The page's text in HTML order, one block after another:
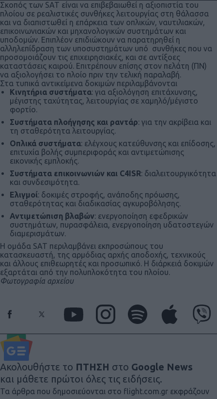
Σκοπός των SAT είναι να επιβεβαιωθεί η αξιοπιστία του
πλοίου σε ρεαλιστικές συνθήκες λειτουργίας στη θάλασσα
και να διαπιστωθεί η επάρκεια των οπλικών, ναυτιλιακών,
επικοινωνιακών και μηχανολογικών συστημάτων και
υποδομών. Επιπλέον επιδιώκουν να παρατηρηθεί η
αλληλεπίδραση των υποσυστημάτων υπό συνθήκες που να
προσομοιάζουν τις επιχειρησιακές, και σε αντίξοες
καταστάσεις καιρού. Επιτρέπουν επίσης στον πελάτη (ΠΝ)
να αξιολογήσει το πλοίο πριν την τελική παραλαβή.
Στα τυπικά αντικείμενα δοκιμών περιλαμβάνονται
Κινητήρια συστήματα: για αξιολόγηση επιτάχυνσης,
μέγιστης ταχύτητας, λειτουργίας σε χαμηλό/μέγιστο
φορτίο.
Συστήματα πλοήγησης και ραντάρ: για την ακρίβεια και
τη σταθερότητα λειτουργίας.
Οπλικά συστήματα: ελέγχους κατεύθυνσης και επίδοσης,
επιτυχία βολής συμπεριφοράς και αντιμετώπισης
εικονικής εμπλοκής.
Συστήματα επικοινωνιών και C4ISR: διαλειτουργικότητα
και συνδεσιμότητα.
Ελιγμοί: δοκιμές στροφής, ανάποδης πρόωσης,
σταθερότητας και διαδικασίας αγκυροβόλησης.
Αντιμετώπιση βλαβών: ενεργοποίηση εφεδρικών
συστημάτων, πυρασφάλεια, ενεργοποίηση υδατοστεγών
διαμερισμάτων.
Η ομάδα SAT περιλαμβάνει εκπροσώπους του
κατασκευαστή, της αρμόδιας αρχής αποδοχής, τεχνικούς
και άλλους επιθεωρητές και προσωπικό. Η διάρκειά δοκιμών
εξαρτάται από την πολυπλοκότητα του πλοίου.
Φωτογραφία αρχείου
Ακολουθήστε το ΠΤΗΣΗ στο Google News
και μάθετε πρώτοι όλες τις ειδήσεις.
Τα άρθρα που δημοσιεύονται στο flight.com.gr εκφράζουν